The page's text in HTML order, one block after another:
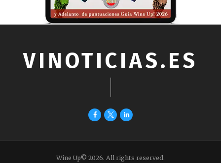
VINOTICIAS.ES
Wine Up© 2026. All rights reserved.